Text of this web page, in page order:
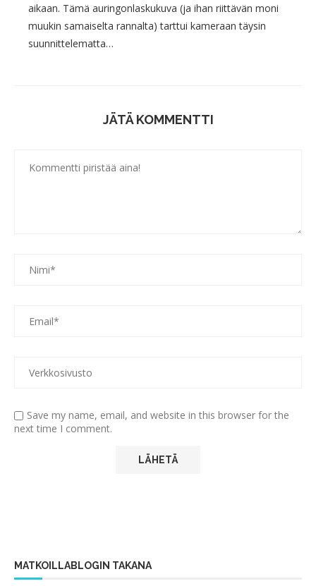
aikaan. Tämä auringonlaskukuva (ja ihan riittävän moni
muukin samaiselta rannalta) tarttui kameraan täysin
suunnittelematta…
JÄTÄ KOMMENTTI
Save my name, email, and website in this browser for the
next time I comment.
MATKOILLABLOGIN TAKANA